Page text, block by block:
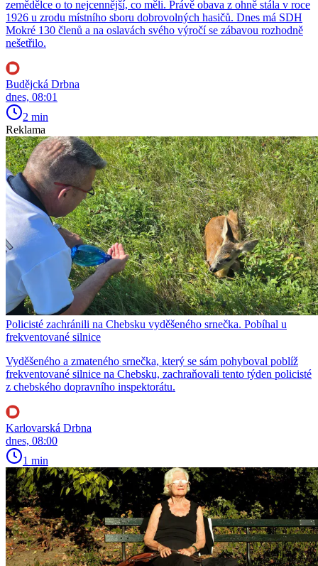
zemědělce o to nejcennější, co měli. Právě obava z ohně stála v roce
1926 u zrodu místního sboru dobrovolných hasičů. Dnes má SDH
Mokré 130 členů a na oslavách svého výročí se zábavou rozhodně
nešetřilo.
Budějcká Drbna
dnes, 08:01
2 min
Reklama
Policisté zachránili na Chebsku vyděšeného srnečka. Pobíhal u
frekventované silnice
Vyděšeného a zmateného srnečka, který se sám pohyboval poblíž
frekventované silnice na Chebsku, zachraňovali tento týden policisté
z chebského dopravního inspektorátu.
Karlovarská Drbna
dnes, 08:00
1 min